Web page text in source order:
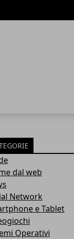
dal web
Network
e Tablet
Operativi